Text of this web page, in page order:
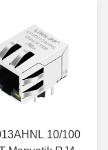
10/100